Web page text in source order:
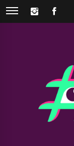
Skip